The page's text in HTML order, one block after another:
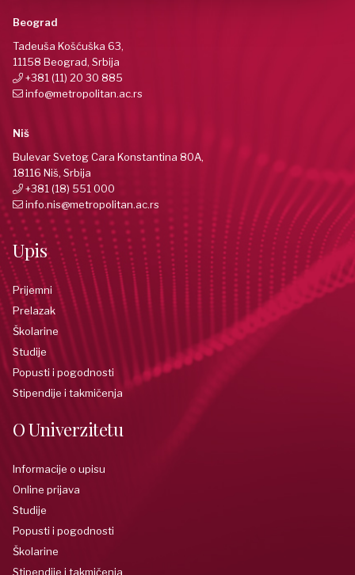
Beograd
Tadeuša Košćuška 63,
11158 Beograd, Srbija
+381 (11) 20 30 885
info@metropolitan.ac.rs
Niš
Bulevar Svetog Cara Konstantina 80A,
18116 Niš, Srbija
+381 (18) 551 000
info.nis@metropolitan.ac.rs
Upis
Prijemni
Prelazak
Školarine
Studije
Popusti i pogodnosti
Stipendije i takmičenja
O Univerzitetu
Informacije o upisu
Online prijava
Studije
Popusti i pogodnosti
Školarine
Stipendije i takmičenja